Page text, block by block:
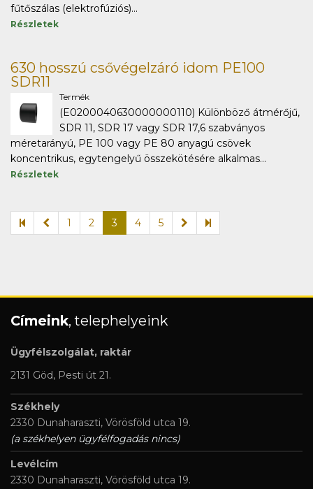
fűtőszálas (elektrofúziós)...
Részletek
630 hosszú csővégelzáró idom PE100
SDR11
Termék
(E0200040630000000110) Különböző átmérőjű,
SDR 11, SDR 17 vagy SDR 17,6 szabványos
méretarányú, PE 100 vagy PE 80 anyagú csövek
koncentrikus, egytengelyű összekötésére alkalmas...
Részletek
1 2 3 4 5
Címeink, telephelyeink
Ügyfélszolgálat, raktár
2131 Göd, Pesti út 21.
Székhely
2330 Dunaharaszti, Vörösföld utca 19.
(a székhelyen ügyfélfogadás nincs)
Levélcím
2330 Dunaharaszti, Vörösföld utca 19.